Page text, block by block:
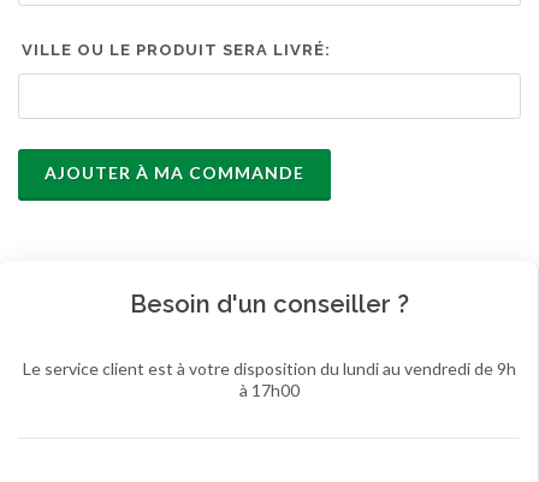
VILLE OU LE PRODUIT SERA LIVRÉ:
AJOUTER À MA COMMANDE
Besoin d'un conseiller ?
Le service client est à votre disposition du lundi au vendredi de 9h
à 17h00